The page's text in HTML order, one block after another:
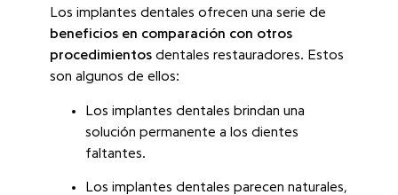
Los implantes dentales ofrecen una serie de
beneficios en comparación con otros
procedimientos dentales restauradores. Estos
son algunos de ellos:
Los implantes dentales brindan una
solución permanente a los dientes
faltantes.
Los implantes dentales parecen naturales,